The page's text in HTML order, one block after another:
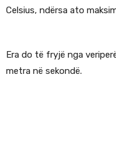
Celsius, ndërsa ato
Era do të fryjë nga
metra në sekondë.